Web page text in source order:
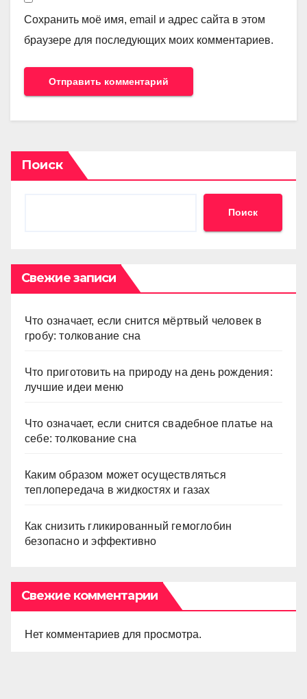
Сохранить моё имя, email и адрес сайта в этом
браузере для последующих моих комментариев.
Поиск
Поиск
Свежие записи
Что означает, если снится мёртвый человек в
гробу: толкование сна
Что приготовить на природу на день рождения:
лучшие идеи меню
Что означает, если снится свадебное платье на
себе: толкование сна
Каким образом может осуществляться
теплопередача в жидкостях и газах
Как снизить гликированный гемоглобин
безопасно и эффективно
Свежие комментарии
Нет комментариев для просмотра.